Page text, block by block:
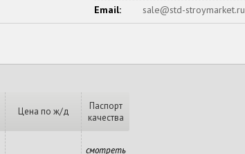
Email:
sale@std-stroymarket.ru
Цена по ж/д
Паспорт
качества
смотреть